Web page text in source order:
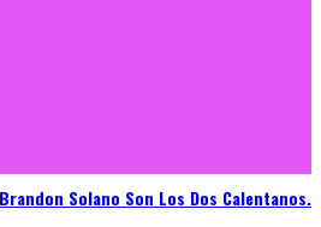
Solano Son Los Dos Calentanos.